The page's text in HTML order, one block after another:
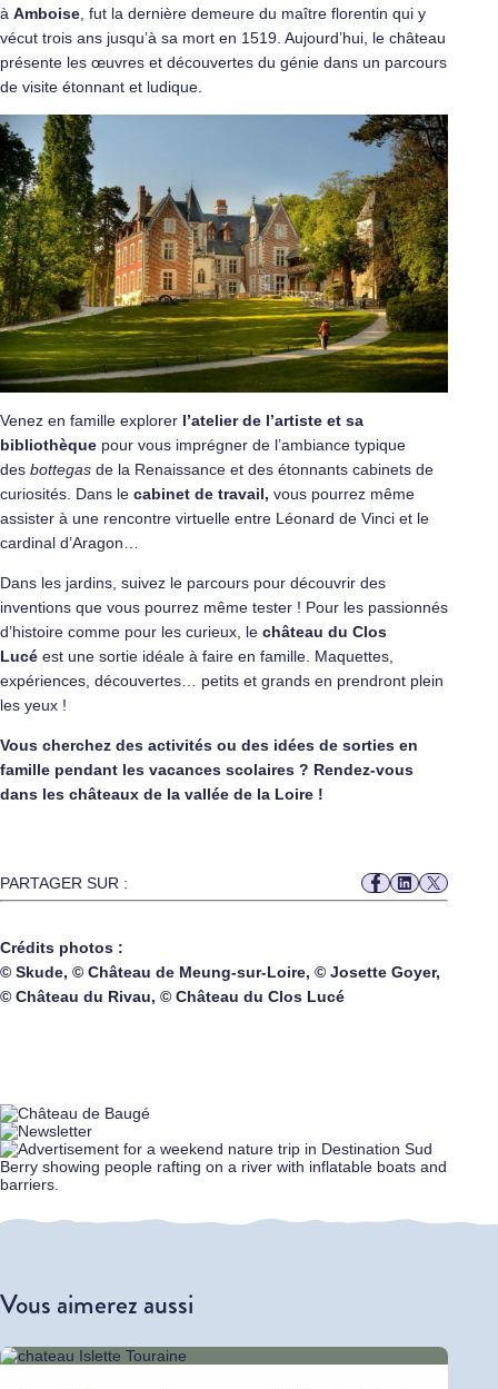
à Amboise , fut la dernière demeure du maître florentin qui y
vécut trois ans jusqu’à sa mort en 1519. Aujourd’hui, le château
présente les œuvres et découvertes du génie dans un parcours
de visite étonnant et ludique.
Venez en famille explorer l’atelier de l’artiste et sa
bibliothèque pour vous imprégner de l’ambiance typique
des bottegas de la Renaissance et des étonnants cabinets de
curiosités. Dans le cabinet de travail, vous pourrez même
assister à une rencontre virtuelle entre Léonard de Vinci et le
cardinal d’Aragon…
Dans les jardins, suivez le parcours pour découvrir des
inventions que vous pourrez même tester ! Pour les passionnés
d’histoire comme pour les curieux, le château du Clos
Lucé est une sortie idéale à faire en famille. Maquettes,
expériences, découvertes… petits et grands en prendront plein
les yeux !
Vous cherchez des activités ou des idées de sorties en
famille pendant les vacances scolaires ? Rendez-vous
dans les châteaux de la vallée de la Loire !
PARTAGER SUR :
Crédits photos :
© Skude, © Château de Meung-sur-Loire, © Josette Goyer,
© Château du Rivau, © Château du Clos Lucé
Vous aimerez aussi